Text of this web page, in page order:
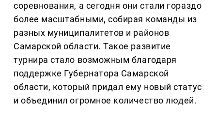
соревнования, а сегодня они стали гораздо
более масштабными, собирая команды из
разных муниципалитетов и районов
Самарской области. Такое развитие
турнира стало возможным благодаря
поддержке Губернатора Самарской
области, который придал ему новый статус
и объединил огромное количество людей.